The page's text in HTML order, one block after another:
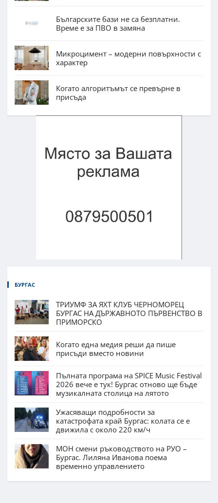
Българските бази не са безплатни.
Време е за ПВО в замяна
Микроцимент – модерни повърхности с
характер
Когато алгоритъмът се превърне в
присъда
БУРГАС
ТРИУМФ ЗА ЯХТ КЛУБ ЧЕРНОМОРЕЦ
БУРГАС НА ДЪРЖАВНОТО ПЪРВЕНСТВО В
ПРИМОРСКО
Когато една медия реши да пише
присъди вместо новини
Пълната програма на SPICE Music Festival
2026 вече е тук! Бургас отново ще бъде
музикалната столица на лятото
Ужасяващи подробности за
катастрофата край Бургас: колата се е
движила с около 220 км/ч
МОН смени ръководството на РУО –
Бургас. Лиляна Иванова поема
временно управлението